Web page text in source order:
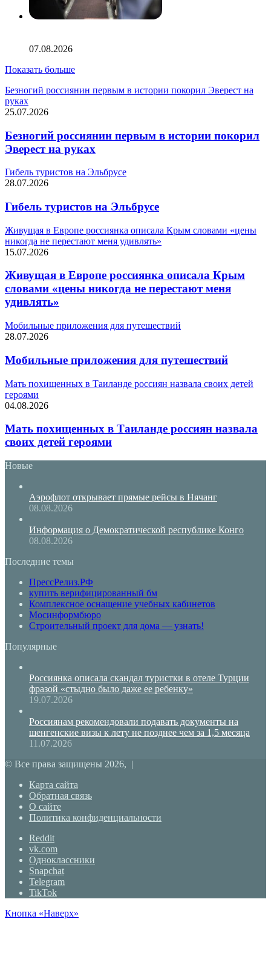
07.08.2026
Показать больше
Безногий россиянин первым в истории покорил Эверест на
руках
25.07.2026
Безногий россиянин первым в истории покорил
Эверест на руках
Гибель туристов на Эльбрусе
28.07.2026
Гибель туристов на Эльбрусе
Живущая в Европе россиянка описала Крым словами «цены
никогда не перестают меня удивлять»
15.07.2026
Живущая в Европе россиянка описала Крым
словами «цены никогда не перестают меня
удивлять»
Мобильные приложения для путешествий
28.07.2026
Мобильные приложения для путешествий
Мать похищенных в Таиланде россиян назвала своих детей
героями
04.08.2026
Мать похищенных в Таиланде россиян назвала
своих детей героями
Новые
Аэрофлот открывает прямые рейсы в Нячанг
08.08.2026
Информация о Демократической республике Конго
08.08.2026
Последние темы
ПрессРелиз.РФ
купить верифицированный бм
Комплексное оснащение учебных кабинетов
Мосинформбюро
Строительный проект для дома — узнать!
Популярные
Россиянка описала скандал туристки в отеле Турции
фразой «стыдно было даже ее ребенку»
19.07.2026
Россиянам рекомендовали подавать документы на
шенгенские визы к лету не позднее чем за 1,5 месяца
11.07.2026
© Все права защищены 2026, |
Карта сайта
Обратная связь
О сайте
Политика конфиденциальности
Reddit
vk.com
Одноклассники
Snapchat
Telegram
TikTok
Кнопка «Наверх»